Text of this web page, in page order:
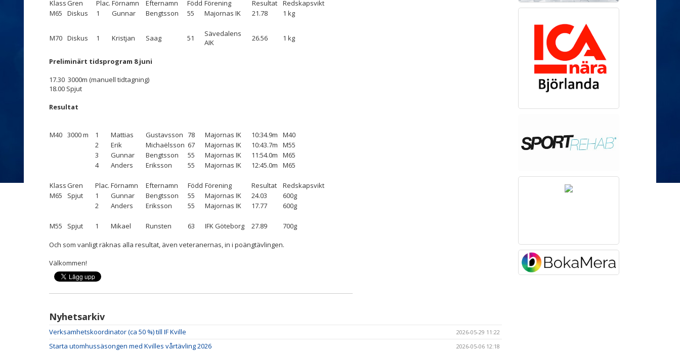
KlassGren Plac. Förnamn Efternamn Född Förening Resultat
Redskapsvikt
M65
Diskus 1 Gunnar Bengtsson 55 Majornas IK 21.78 1 kg
M70 Diskus 1 Kristjan Saag 51
Sävedalens
AIK
26.56 1 kg
Preliminärt tidsprogram 8 juni
17.30 3000m (manuell tidtagning)
18.00 Spjut
Resultat
M40 3000 m 1 Mattias Gustavsson 78 Majornas IK 10:34.9m
M40
2
Erik Michaëlsson 67 Majornas IK 10:43.7m
M55
3
Gunnar Bengtsson 55 Majornas IK 11:54.0m
M65
4
Anders Eriksson 55 Majornas IK 12:45.0m M65
KlassGren Plac. Förnamn Efternamn Född Förening Resultat
Redskapsvikt
M65
Spjut 1 Gunnar Bengtsson 55 Majornas IK 24.03
600g
2
Anders Eriksson 55 Majornas IK 17.77 600g
M55 Spjut 1 Mikael Runsten 63 IFK Göteborg 27.89 700g
Och som vanligt räknas alla resultat, även veteranernas, in i poängtävlingen.
Välkommen!
Nyhetsarkiv
Verksamhetskoordinator (ca 50 %) till IF Kville 2026-05-29 11:22
Starta utomhussäsongen med Kvilles vårtävling 2026 2026-05-06 12:18